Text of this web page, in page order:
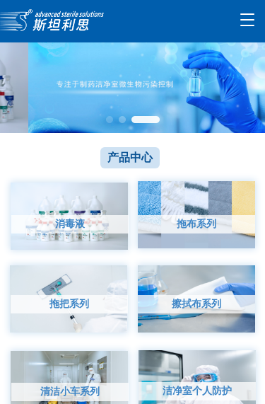
T
g
l
e
n
a
v
t
i
o
n
产品中心
消毒液 拖布系列
拖把系列 擦拭布系列
清洁小车系列 洁净室个人防护